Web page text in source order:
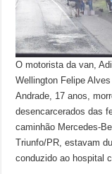
O motorista da van,
Wellington Felipe
Andrade, 17 anos,
desencarcerados das
caminhão Mercedes-
Triunfo/PR, estavam
conduzido ao hospital